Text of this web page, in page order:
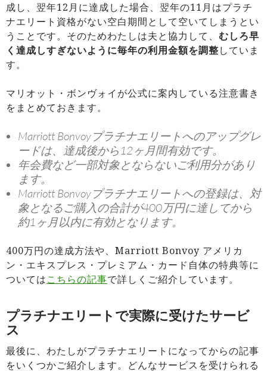
成し、翌年12月に達成した場合、翌年の11月はプラチ
ナエリート資格がない空白期間として空いてしまうとい
うことです。そのためわたしは夫と協力して、 むしろ早
く達成しすぎないように毎年の利用金額を調整していま
す。
マリオット・ボンヴォイが公式に案内している注意書き
をまとめておきます。
Marriott Bonvoyプラチナエリートへのアップグレ
ードは、達成後から12ヶ月間有効です。
年会費など一部対象とならないご利用分があり
ます。
Marriott Bonvoyプラチナエリートへの登録は、対
象となるご購入の合計が400万円に達してから
約1ヶ月以内に有効となります。
400万円の達成方法や、Marriott Bonvoy アメリカ
ン・エキスプレス・プレミアム・カード自体の特典等に
ついてはこちらの記事で詳しくご紹介しています。
プラチナエリートで実際に受けたサービ
ス
最後に、わたしがプラチナエリートになってからの記事
をいくつかご紹介します。どんなサービスを受けられる